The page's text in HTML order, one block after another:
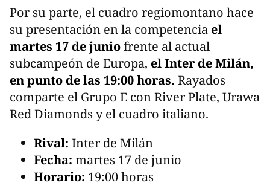
Por su parte, el cuadro regiomontano hace
su presentación en la competencia el
martes 17 de juniofrente al actual
subcampeón de Europa, el Inter de Milán,
en punto de las 19:00 horas. Rayados
comparte el Grupo E con River Plate, Urawa
Red Diamonds y el cuadro italiano.
Rival: Inter de Milán
Fecha: martes 17 de junio
Horario: 19:00 horas